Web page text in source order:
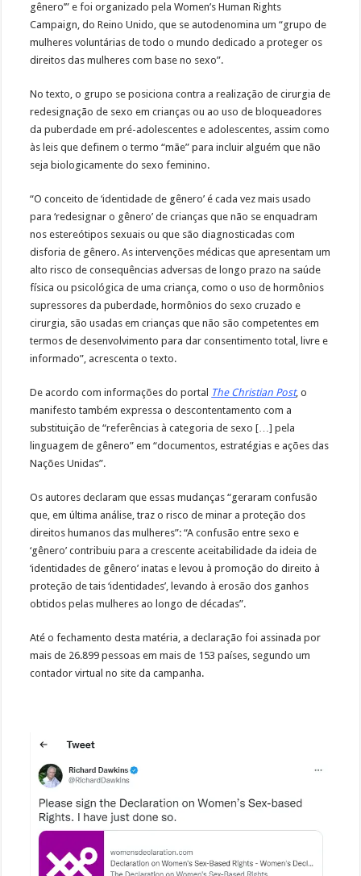
gênero’” e foi organizado pela Women’s Human Rights
Campaign, do Reino Unido, que se autodenomina um “grupo de
mulheres voluntárias de todo o mundo dedicado a proteger os
direitos das mulheres com base no sexo”.
No texto, o grupo se posiciona contra a realização de cirurgia de
redesignação de sexo em crianças ou ao uso de bloqueadores
da puberdade em pré-adolescentes e adolescentes, assim como
às leis que definem o termo “mãe” para incluir alguém que não
seja biologicamente do sexo feminino.
“O conceito de ‘identidade de gênero’ é cada vez mais usado
para ‘redesignar o gênero’ de crianças que não se enquadram
nos estereótipos sexuais ou que são diagnosticadas com
disforia de gênero. As intervenções médicas que apresentam um
alto risco de consequências adversas de longo prazo na saúde
física ou psicológica de uma criança, como o uso de hormônios
supressores da puberdade, hormônios do sexo cruzado e
cirurgia, são usadas em crianças que não são competentes em
termos de desenvolvimento para dar consentimento total, livre e
informado”, acrescenta o texto.
De acordo com informações do portal The Christian Post, o
manifesto também expressa o descontentamento com a
substituição de “referências à categoria de sexo […] pela
linguagem de gênero” em “documentos, estratégias e ações das
Nações Unidas”.
Os autores declaram que essas mudanças “geraram confusão
que, em última análise, traz o risco de minar a proteção dos
direitos humanos das mulheres”: “A confusão entre sexo e
‘gênero’ contribuiu para a crescente aceitabilidade da ideia de
‘identidades de gênero’ inatas e levou à promoção do direito à
proteção de tais ‘identidades’, levando à erosão dos ganhos
obtidos pelas mulheres ao longo de décadas”.
Até o fechamento desta matéria, a declaração foi assinada por
mais de 26.899 pessoas em mais de 153 países, segundo um
contador virtual no site da campanha.